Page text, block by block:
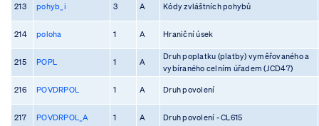
213 pohyb_i 3 A Kódy zvláštních pohybů
214 poloha 1 A Hraniční úsek
215 POPL 1 A
Druh poplatku (platby) vyměřovaného a
vybíraného celním úřadem (JCD47)
216 POVDRPOL 1 A Druh povolení
217 POVDRPOL_A 1 A Druh povolení - CL615